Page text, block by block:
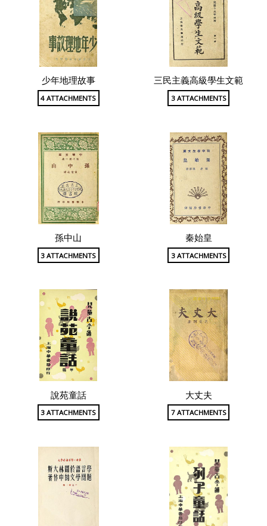
少年地理故事
4 ATTACHMENTS
三民主義高級學生文範
3 ATTACHMENTS
孫中山
3 ATTACHMENTS
秦始皇
3 ATTACHMENTS
說苑童話
3 ATTACHMENTS
大丈夫
7 ATTACHMENTS